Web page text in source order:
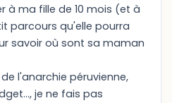
à ma fille de 10 mois (et à
parcours qu'elle pourra
savoir où sont sa maman
l'anarchie péruvienne,
je ne fais pas